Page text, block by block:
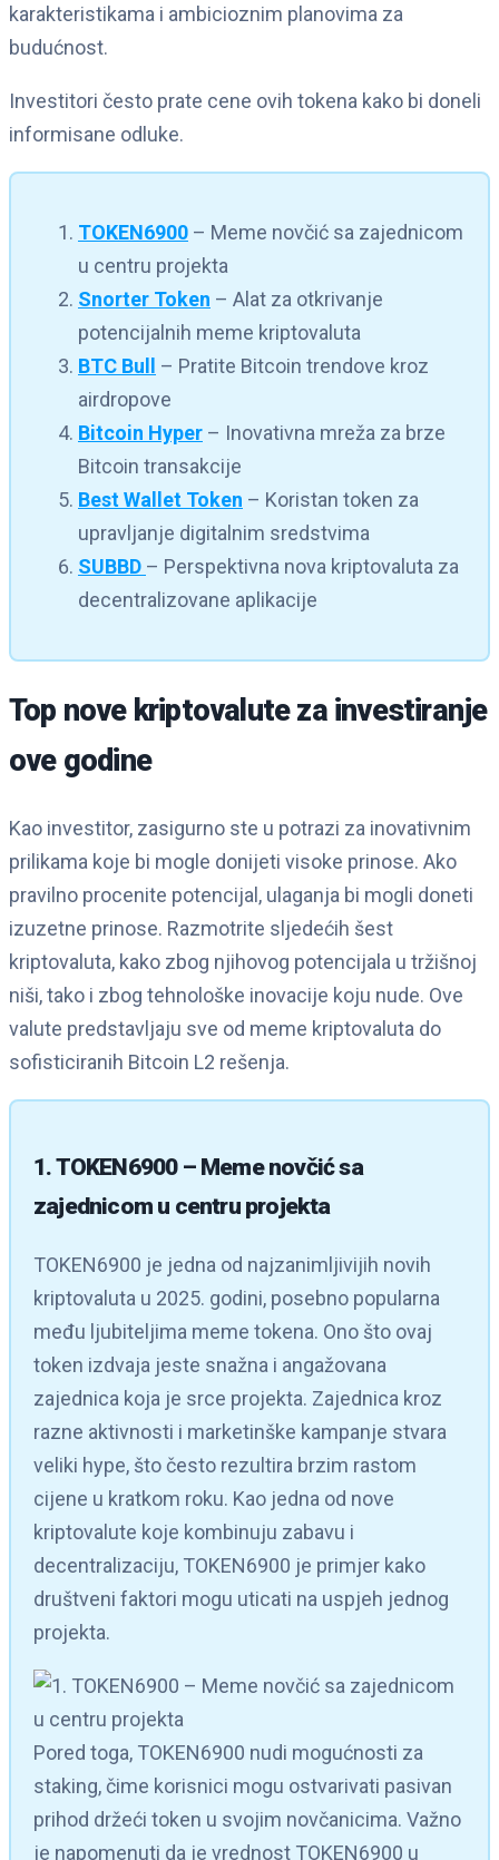
karakteristikama i ambicioznim planovima za
budućnost.
Investitori često prate cene ovih tokena kako bi doneli
informisane odluke.
TOKEN6900 – Meme novčić sa zajednicom
u centru projekta
Snorter Token – Alat za otkrivanje
potencijalnih meme kriptovaluta
BTC Bull – Pratite Bitcoin trendove kroz
airdropove
Bitcoin Hyper – Inovativna mreža za brze
Bitcoin transakcije
Best Wallet Token – Koristan token za
upravljanje digitalnim sredstvima
SUBBD – Perspektivna nova kriptovaluta za
decentralizovane aplikacije
Top nove kriptovalute za investiranje
ove godine
Kao investitor, zasigurno ste u potrazi za inovativnim
prilikama koje bi mogle donijeti visoke prinose. Ako
pravilno procenite potencijal, ulaganja bi mogli doneti
izuzetne prinose. Razmotrite sljedećih šest
kriptovaluta, kako zbog njihovog potencijala u tržišnoj
niši, tako i zbog tehnološke inovacije koju nude. Ove
valute predstavljaju sve od meme kriptovaluta do
sofisticiranih Bitcoin L2 rešenja.
1. TOKEN6900 – Meme novčić sa
zajednicom u centru projekta
TOKEN6900 je jedna od najzanimljivijih novih
kriptovaluta u 2025. godini, posebno popularna
među ljubiteljima meme tokena. Ono što ovaj
token izdvaja jeste snažna i angažovana
zajednica koja je srce projekta. Zajednica kroz
razne aktivnosti i marketinške kampanje stvara
veliki hype, što često rezultira brzim rastom
cijene u kratkom roku. Kao jedna od nove
kriptovalute koje kombinuju zabavu i
decentralizaciju, TOKEN6900 je primjer kako
društveni faktori mogu uticati na uspjeh jednog
projekta.
Pored toga, TOKEN6900 nudi mogućnosti za
staking, čime korisnici mogu ostvarivati pasivan
prihod držeći token u svojim novčanicima. Važno
je napomenuti da je vrednost TOKEN6900 u